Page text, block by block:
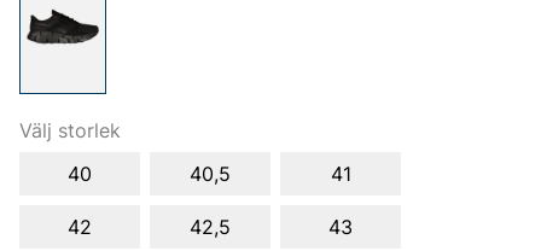
Välj storlek
40 40,5 41
42 42,5 43